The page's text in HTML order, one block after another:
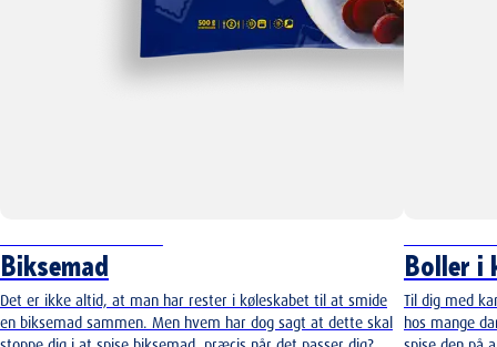
Biksemad
Det er ikke altid, at man har rester i køleskabet til at smide
en biksemad sammen. Men hvem har dog sagt at dette skal
Boller i
Til dig med
hos mange